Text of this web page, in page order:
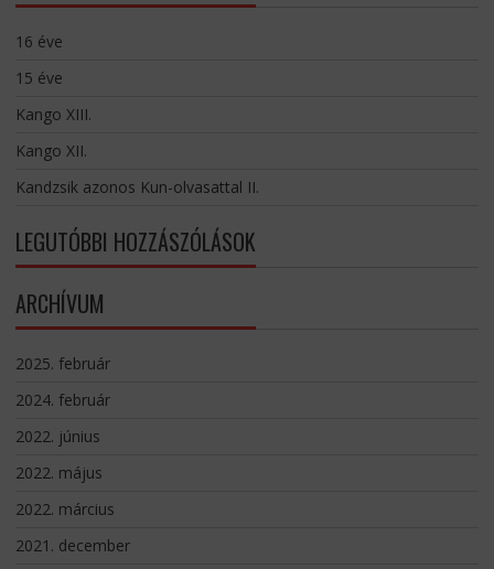
16 éve
15 éve
Kango XIII.
Kango XII.
Kandzsik azonos Kun-olvasattal II.
LEGUTÓBBI HOZZÁSZÓLÁSOK
ARCHÍVUM
2025. február
2024. február
2022. június
2022. május
2022. március
2021. december